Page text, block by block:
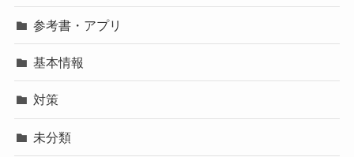
参考書・アプリ
基本情報
対策
未分類